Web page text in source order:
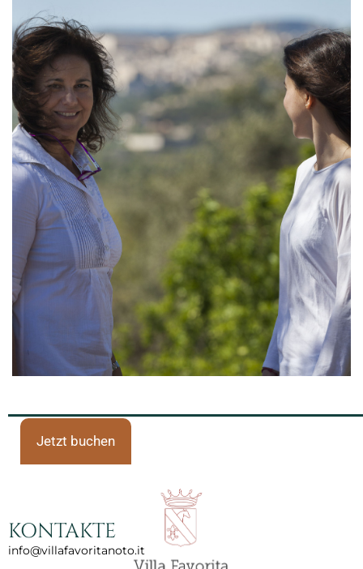
Jetzt buchen
KONTAKTE
info@villafavoritanoto.it